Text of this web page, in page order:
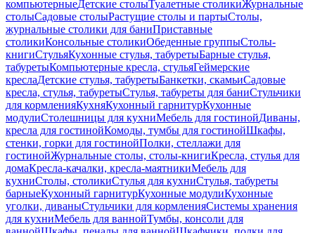
компьютерныеДетские столыТуалетные столикиЖурнальные
столыСадовые столыРастущие столы и партыСтолы,
журнальные столики для баниПриставные
столикиКонсольные столикиОбеденные группыСтолы-
книгиСтульяКухонные стулья, табуретыБарные стулья,
табуретыКомпьютерные кресла, стульяГеймерские
креслаДетские стулья, табуретыБанкетки, скамьиСадовые
кресла, стулья, табуретыСтулья, табуреты для баниСтульчики
для кормленияКухняКухонный гарнитурКухонные
модулиСтолешницы для кухниМебель для гостинойДиваны,
кресла для гостинойКомоды, тумбы для гостинойШкафы,
стенки, горки для гостинойПолки, стеллажи для
гостинойЖурнальные столы, столы-книгиКресла, стулья для
домаКресла-качалки, кресла-маятникиМебель для
кухниСтолы, столикиСтулья для кухниСтулья, табуреты
барныеКухонный гарнитурКухонные модулиКухонные
уголки, диваныСтульчики для кормленияСистемы хранения
для кухниМебель для ваннойТумбы, консоли для